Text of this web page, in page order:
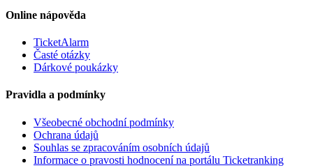
Online nápověda
TicketAlarm
Časté otázky
Dárkové poukázky
Pravidla a podmínky
Všeobecné obchodní podmínky
Ochrana údajů
Souhlas se zpracováním osobních údajů
Informace o pravosti hodnocení na portálu Ticketranking